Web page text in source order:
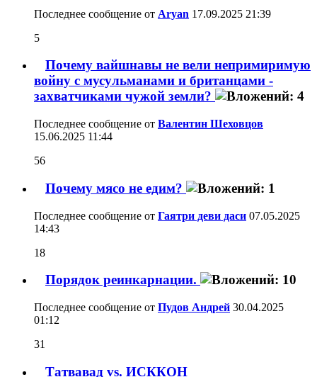
Последнее сообщение от Aryan 17.09.2025 21:39
5
Почему вайшнавы не вели непримиримую
войну с мусульманами и британцами -
захватчиками чужой земли?
Последнее сообщение от Валентин Шеховцов
15.06.2025 11:44
56
Почему мясо не едим?
Последнее сообщение от Гаятри деви даси 07.05.2025
14:43
18
Порядок реинкарнации.
Последнее сообщение от Пудов Андрей 30.04.2025
01:12
31
Татвавад vs. ИСККОН